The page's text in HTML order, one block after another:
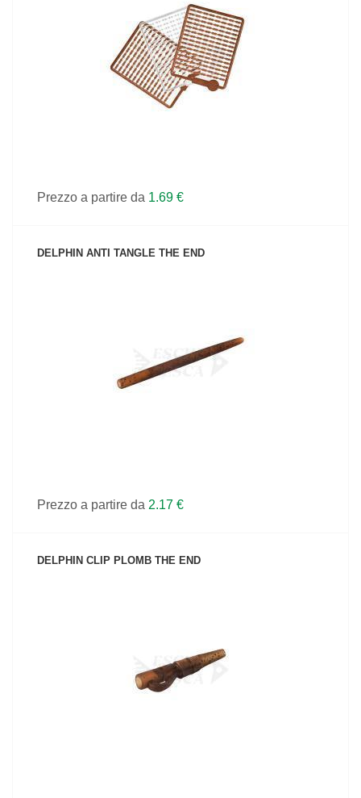
VEDI IL PRODOTTO
Prezzo a partire da 1.69 €
DELPHIN ANTI TANGLE THE END
Prezzo a partire da 2.17 €
DELPHIN CLIP PLOMB THE END